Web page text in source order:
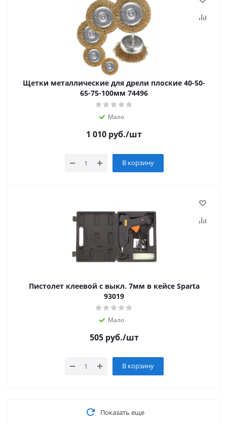
Щетки металлические для дрели плоские 40-50-
65-75-100мм 74496
Мало
1 010 руб./шт
В корзину
Пистолет клеевой с выкл. 7мм в кейсе Sparta
93019
Мало
505руб./шт
В корзину
Показать еще